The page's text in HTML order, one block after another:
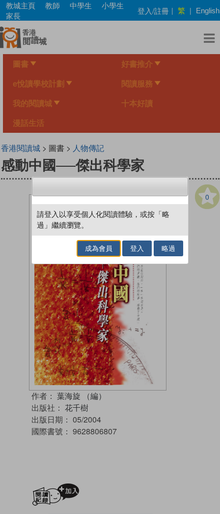
Skip
main
content
教城主頁 教師 中學生
小學生
家長
登入/註冊 | 繁 | English
圖書 好書推介
e悅讀學校計劃 閱讀服務
我的閱讀城 十本好讀
漫話生活
香港閱讀城> 圖書 > 人物傳記
感動中國──傑出科學家
0
作者： 葉海旋 （編）
出版社： 花千樹
出版日期： 05/2004
國際書號： 9628806807
請登入以享受個人化閱讀體驗，或按「略
過」繼續瀏覽。
成為會員 登入 略過